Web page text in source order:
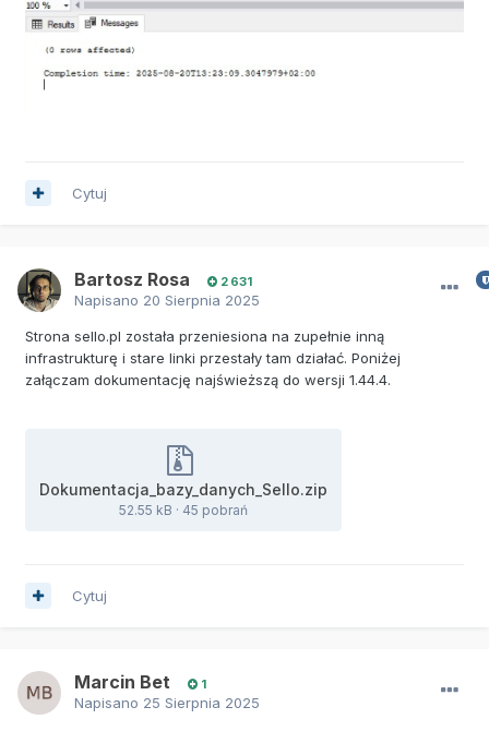
Cytuj
Bartosz Rosa 2 631
Napisano 20 Sierpnia 2025
Strona sello.pl została przeniesiona na zupełnie inną
infrastrukturę i stare linki przestały tam działać. Poniżej
załączam dokumentację najświeższą do wersji 1.44.4.
Dokumentacja_bazy_danych_Sello.zip
52.55 kB · 45 pobrań
Cytuj
Marcin Bet 1
Napisano 25 Sierpnia 2025